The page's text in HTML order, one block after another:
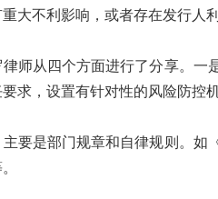
大不利影响，或者存在发行人
师从四个方面进行了分享。
求，设置有针对性的风险防控
要是部门规章和自律规则。